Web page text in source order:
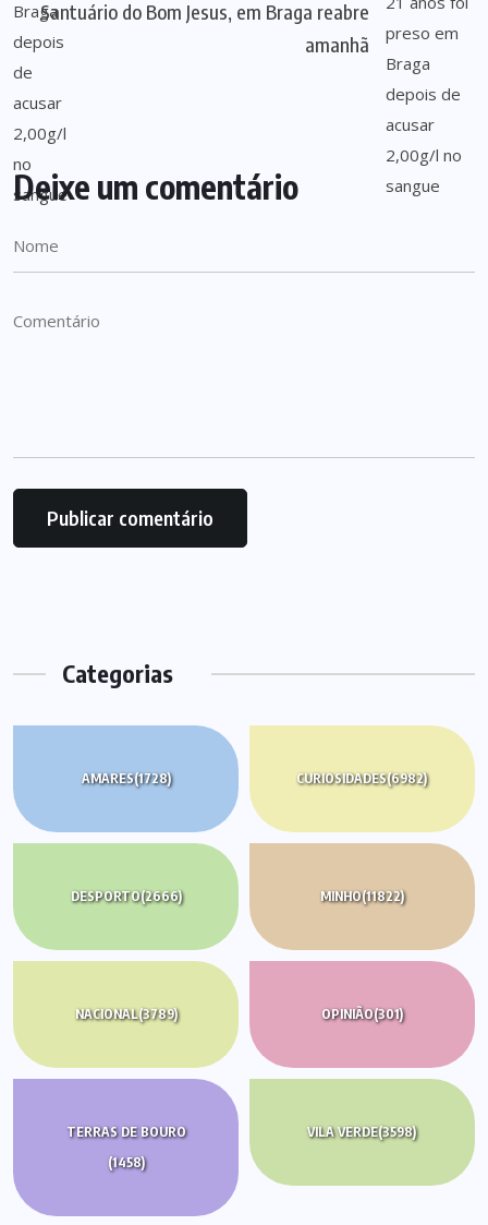
Santuário do Bom Jesus, em Braga reabre
amanhã
Deixe um comentário
Categorias
AMARES(1728) CURIOSIDADES(6982)
DESPORTO(2666) MINHO(11822)
NACIONAL(3789) OPINIÃO(301)
TERRAS DE BOURO
(1458)
VILA VERDE(3598)